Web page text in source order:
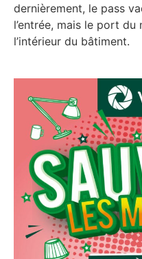
dernièrement, le pass
l’entrée, mais le port
l’intérieur du bâtiment.